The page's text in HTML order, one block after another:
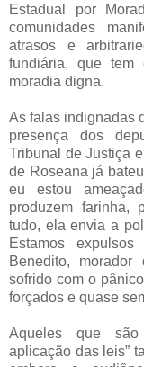
Estadual por
comunidades
atrasos e
fundiária, que tem
moradia digna.
As falas indignadas
presença dos
Tribunal de Justiça
de Roseana já
eu estou
produzem farinha,
tudo, ela envia a
Estamos
Benedito,
sofrido com o
forçados e quase
Aqueles que são
aplicação das leis”